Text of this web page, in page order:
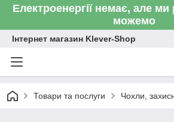
Електроенергії немає, але
можемо
Інтернет магазин Klever-Shop
Товари та послуги Чохли,